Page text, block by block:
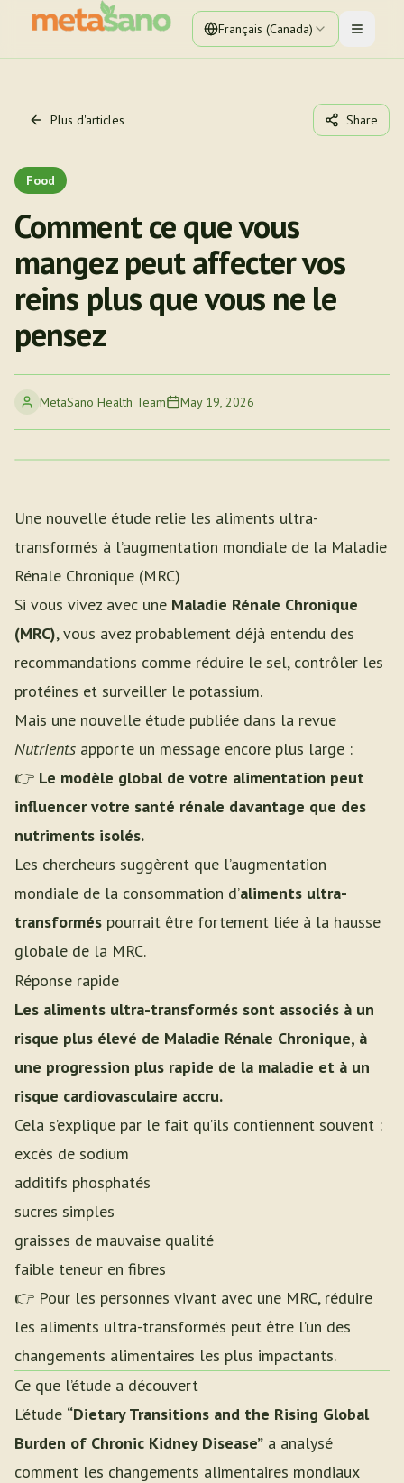
Français (Canada) Toggle
Plus d'articles Share
Food
Comment ce que vous
mangez peut affecter vos
reins plus que vous ne le
pensez
MetaSano Health Team May 19, 2026
Une nouvelle étude relie les aliments ultra-
transformés à l’augmentation mondiale de la Maladie
Rénale Chronique (MRC)
Si vous vivez avec une Maladie Rénale Chronique
(MRC), vous avez probablement déjà entendu des
recommandations comme réduire le sel, contrôler les
protéines et surveiller le potassium.
Mais une nouvelle étude publiée dans la revue
Nutrients apporte un message encore plus large :
👉 Le modèle global de votre alimentation peut
influencer votre santé rénale davantage que des
nutriments isolés.
Les chercheurs suggèrent que l’augmentation
mondiale de la consommation d’aliments ultra-
transformés pourrait être fortement liée à la hausse
globale de la MRC.
Réponse rapide
Les aliments ultra-transformés sont associés à un
risque plus élevé de Maladie Rénale Chronique, à
une progression plus rapide de la maladie et à un
risque cardiovasculaire accru.
Cela s’explique par le fait qu’ils contiennent souvent :
excès de sodium
additifs phosphatés
sucres simples
graisses de mauvaise qualité
faible teneur en fibres
👉 Pour les personnes vivant avec une MRC, réduire
les aliments ultra-transformés peut être l’un des
changements alimentaires les plus impactants.
Ce que l’étude a découvert
L’étude “Dietary Transitions and the Rising Global
Burden of Chronic Kidney Disease” a analysé
comment les changements alimentaires mondiaux